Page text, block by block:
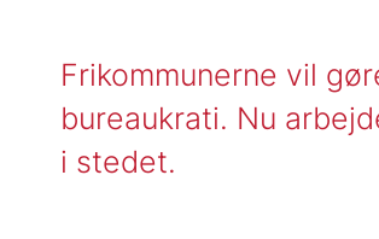
Frikommunerne vil
bureaukrati. Nu
i stedet.